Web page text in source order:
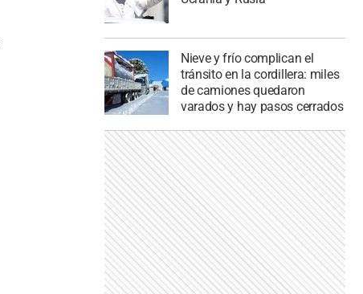
Nieve y frío complican el
tránsito en la cordillera: miles
de camiones quedaron
varados y hay pasos cerrados